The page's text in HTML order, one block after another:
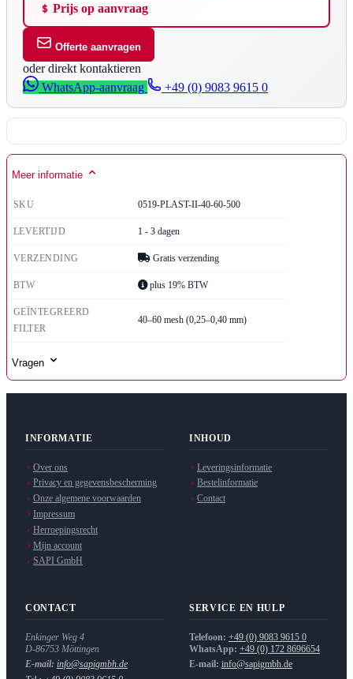
Prijs op aanvraag
Offerte aanvragen
oder direkt kontaktieren
WhatsApp-aanvraag
+49 (0) 9083 9615 0
Meer informatie
SKU 0519-PLAST-II-40-60-500
LEVERTIJD 1 - 3 dagen
VERZENDING Gratis verzending
BTW plus 19% BTW
GEÏNTEGREERD
FILTER
40–60 mesh (0,25–0,40 mm)
Vragen
INFORMATIE
Over ons
Privacy en gegevensbescherming
Onze algemene voorwaarden
Impressum
Herroepingsrecht
Mijn account
SAPI GmbH
INHOUD
Leveringsinformatie
Bestelinformatie
Contact
CONTACT
Enkinger Weg 4
D-86753 Möttingen
E-mail: info@sapigmbh.de
SERVICE EN HULP
Telefoon: +49 (0) 9083 9615 0
WhatsApp: +49 (0) 172 8696654
E-mail: info@sapigmbh.de